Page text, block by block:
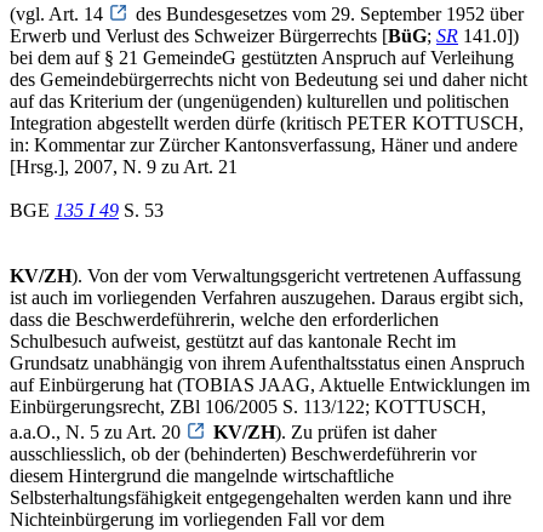
(vgl. Art. 14
des Bundesgesetzes vom 29. September 1952 über
Erwerb und Verlust des Schweizer Bürgerrechts [BüG; SR 141.0])
bei dem auf § 21 GemeindeG gestützten Anspruch auf Verleihung
des Gemeindebürgerrechts nicht von Bedeutung sei und daher nicht
auf das Kriterium der (ungenügenden) kulturellen und politischen
Integration abgestellt werden dürfe (kritisch PETER KOTTUSCH,
in: Kommentar zur Zürcher Kantonsverfassung, Häner und andere
[Hrsg.], 2007, N. 9 zu Art. 21
BGE 135 I 49 S. 53
KV/ZH). Von der vom Verwaltungsgericht vertretenen Auffassung
ist auch im vorliegenden Verfahren auszugehen. Daraus ergibt sich,
dass die Beschwerdeführerin, welche den erforderlichen
Schulbesuch aufweist, gestützt auf das kantonale Recht im
Grundsatz unabhängig von ihrem Aufenthaltsstatus einen Anspruch
auf Einbürgerung hat (TOBIAS JAAG, Aktuelle Entwicklungen im
Einbürgerungsrecht, ZBl 106/2005 S. 113/122; KOTTUSCH,
a.a.O., N. 5 zu Art. 20
KV/ZH). Zu prüfen ist daher
ausschliesslich, ob der (behinderten) Beschwerdeführerin vor
diesem Hintergrund die mangelnde wirtschaftliche
Selbsterhaltungsfähigkeit entgegengehalten werden kann und ihre
Nichteinbürgerung im vorliegenden Fall vor dem